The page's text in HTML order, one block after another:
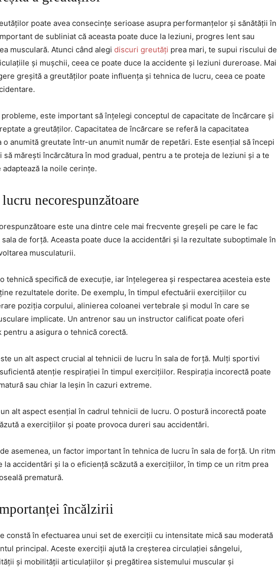
poate avea consecințe serioase asupra performanțelor și sănătății în
de subliniat că aceasta poate duce la leziuni, progres lent sau
musculară. Atunci când alegi discuri greutăți prea mari, te supui riscului de
și mușchii, ceea ce poate duce la accidente și leziuni dureroase. Mai
greșită a greutăților poate influența și tehnica de lucru, ceea ce poate
este important să înțelegi conceptul de capacitate de încărcare și
a greutăților. Capacitatea de încărcare se referă la capacitatea
o anumită greutate într-un anumit număr de repetări. Este esențial să începi
să mărești încărcătura în mod gradual, pentru a te proteja de leziuni și a te
la noile cerințe.
necorespunzătoare
este una dintre cele mai frecvente greșeli pe care le fac
de forță. Aceasta poate duce la accidentări și la rezultate suboptimale în
musculaturii.
tehnică specifică de execuție, iar înțelegerea și respectarea acesteia este
rezultatele dorite. De exemplu, în timpul efectuării exercițiilor cu
poziția corpului, alinierea coloanei vertebrale și modul în care se
implicate. Un antrenor sau un instructor calificat poate oferi
a asigura o tehnică corectă.
un alt aspect crucial al tehnicii de lucru în sala de forță. Mulți sportivi
atenție respirației în timpul exercițiilor. Respirația incorectă poate
sau chiar la leșin în cazuri extreme.
alt aspect esențial în cadrul tehnicii de lucru. O postură incorectă poate
a exercițiilor și poate provoca dureri sau accidentări.
asemenea, un factor important în tehnica de lucru în sala de forță. Un ritm
la accidentări și la o eficiență scăzută a exercițiilor, în timp ce un ritm prea
prematură.
încălzirii
constă în efectuarea unui set de exerciții cu intensitate mică sau moderată
principal. Aceste exerciții ajută la creșterea circulației sângelui,
și mobilității articulațiilor și pregătirea sistemului muscular și